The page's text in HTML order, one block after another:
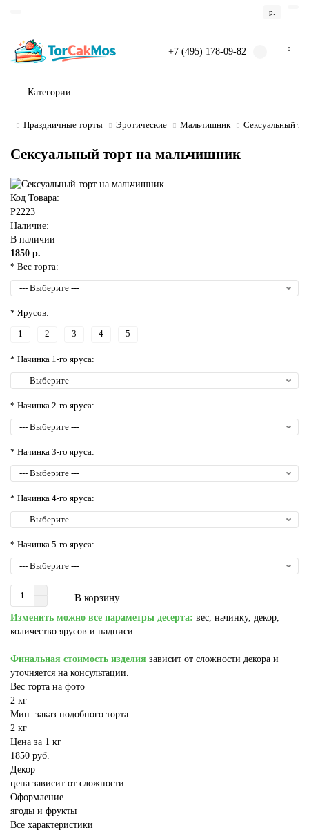
р.
+7 (495) 178-09-82 0
Категории
Праздничные торты Эротические Мальчишник Сексуальный
Сексуальный торт на мальчишник
Код Товара:
P2223
Наличие:
В наличии
1850 р.
* Вес торта:
* Ярусов:
1 2 3 4 5
* Начинка 1-го яруса:
* Начинка 2-го яруса:
* Начинка 3-го яруса:
* Начинка 4-го яруса:
* Начинка 5-го яруса:
В корзину
Изменить можно все параметры десерта: вес, начинку, декор,
количество ярусов и надписи.
Финальная стоимость изделия зависит от сложности декора и
уточняется на консультации.
Вес торта на фото
2 кг
Мин. заказ подобного торта
2 кг
Цена за 1 кг
1850 руб.
Декор
цена зависит от сложности
Оформление
ягоды и фрукты
Все характеристики